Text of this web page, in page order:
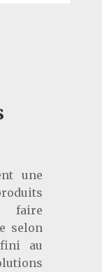
une
faire
selon
au